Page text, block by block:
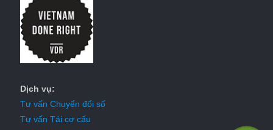
Dịch vụ:
Tư vấn Chuyển đổi số
Tư vấn Tái cơ cấu